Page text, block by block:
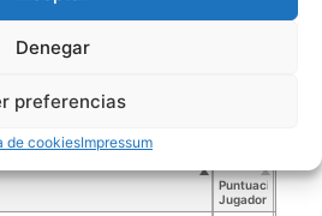
Denegar
preferencias
de cookiesImpressum
Puntuación
Jugador
0.08
Puntuación
Jugador